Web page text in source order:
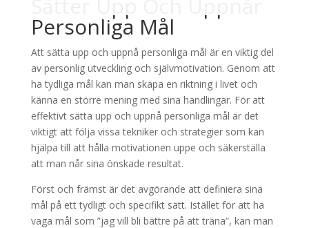
Personliga Mål
Att sätta upp och uppnå personliga mål är en viktig del
av personlig utveckling och självmotivation. Genom att
ha tydliga mål kan man skapa en riktning i livet och
känna en större mening med sina handlingar. För att
effektivt sätta upp och uppnå personliga mål är det
viktigt att följa vissa tekniker och strategier som kan
hjälpa till att hålla motivationen uppe och säkerställa
att man når sina önskade resultat.
Först och främst är det avgörande att definiera sina
mål på ett tydligt och specifikt sätt. Istället för att ha
vaga mål som ”jag vill bli bättre på att träna”, kan man